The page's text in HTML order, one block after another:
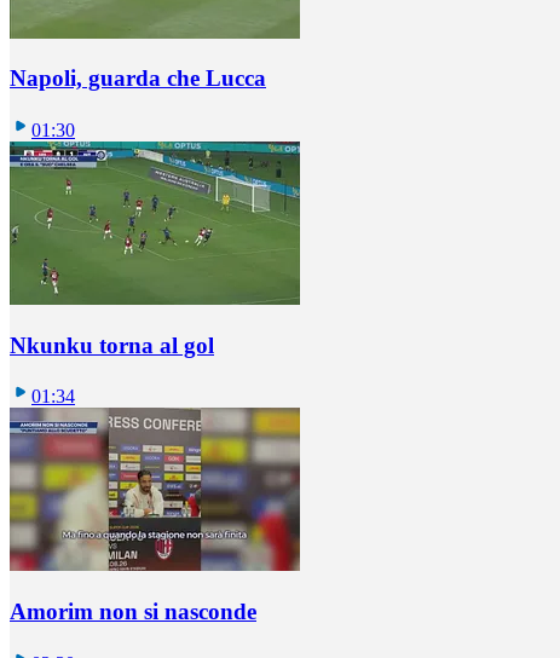
Napoli, guarda che Lucca
01:30
Nkunku torna al gol
01:34
Amorim non si nasconde